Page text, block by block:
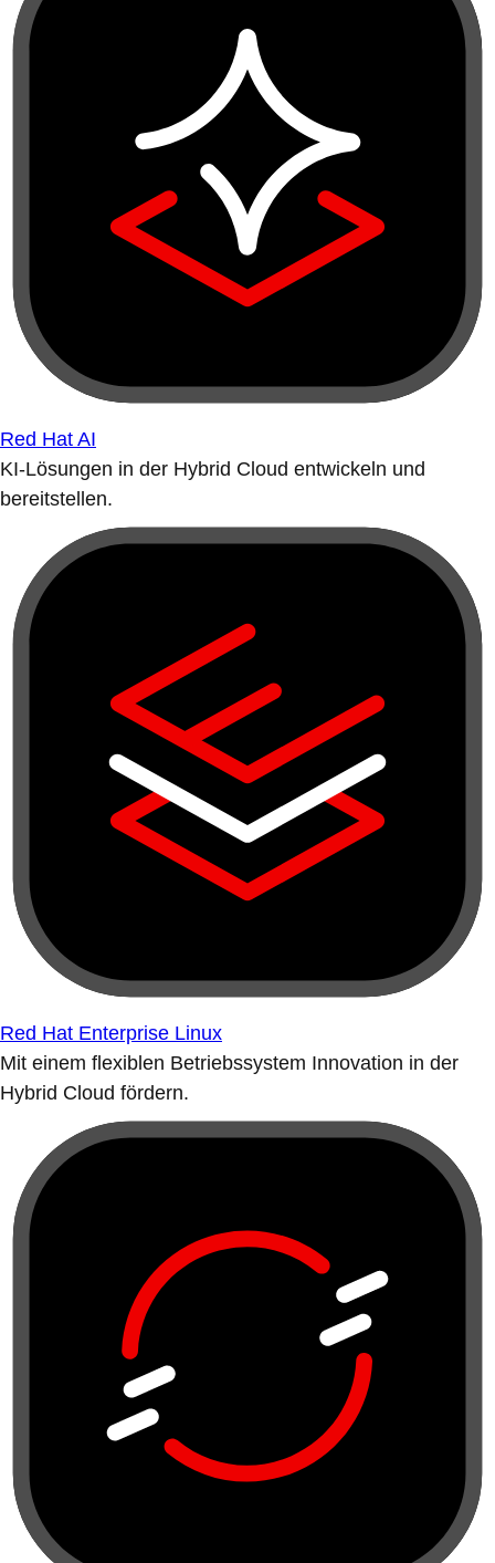
Red Hat AI
KI-Lösungen in der Hybrid Cloud entwickeln und
bereitstellen.
Red Hat Enterprise Linux
Mit einem flexiblen Betriebssystem Innovation in der
Hybrid Cloud fördern.